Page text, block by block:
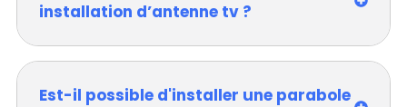
installation d’antenne tv ?
Est-il possible d'installer une parabole